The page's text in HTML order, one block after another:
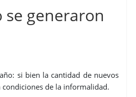
se generaron
si bien la cantidad de nuevos
de la informalidad.